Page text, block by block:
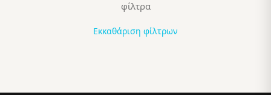
φίλτρα
Εκκαθάριση φίλτρων